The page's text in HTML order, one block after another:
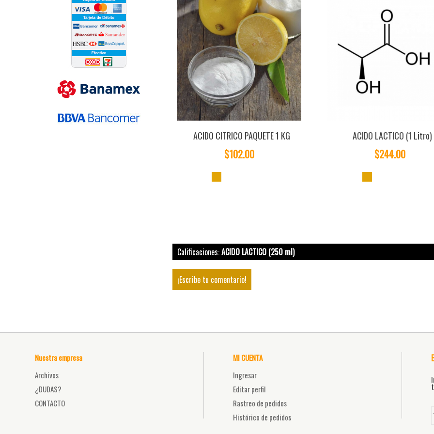
ACIDO CITRICO PAQUETE 1 KG
$102.00
ACIDO LACTICO (1 Litro)
$244.00
Calificaciones:ACIDO LACTICO (250 ml)
¡Escribe tu comentario!
Nuestra empresa
Archivos
¿DUDAS?
CONTACTO
MI CUENTA
Ingresar
Editar perfil
Rastreo de pedidos
Histórico de pedidos